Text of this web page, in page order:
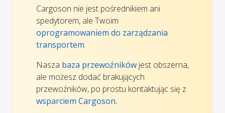
Cargoson nie jest pośrednikiem ani
spedytorem, ale Twoim
oprogramowaniem do zarządzania
transportem.
Nasza baza przewoźników jest obszerna,
ale możesz dodać brakujących
przewoźników, po prostu kontaktując się z
wsparciem Cargoson.